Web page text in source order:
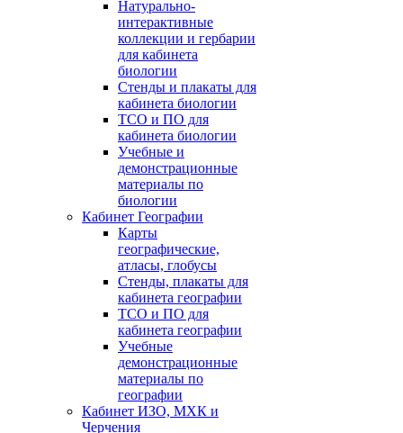
Натурально-
интерактивные
коллекции и гербарии
для кабинета
биологии
Стенды и плакаты для
кабинета биологии
ТСО и ПО для
кабинета биологии
Учебные и
демонстрационные
материалы по
биологии
Кабинет Географии
Карты
географические,
атласы, глобусы
Стенды, плакаты для
кабинета географии
ТСО и ПО для
кабинета географии
Учебные
демонстрационные
материалы по
географии
Кабинет ИЗО, МХК и
Черчения